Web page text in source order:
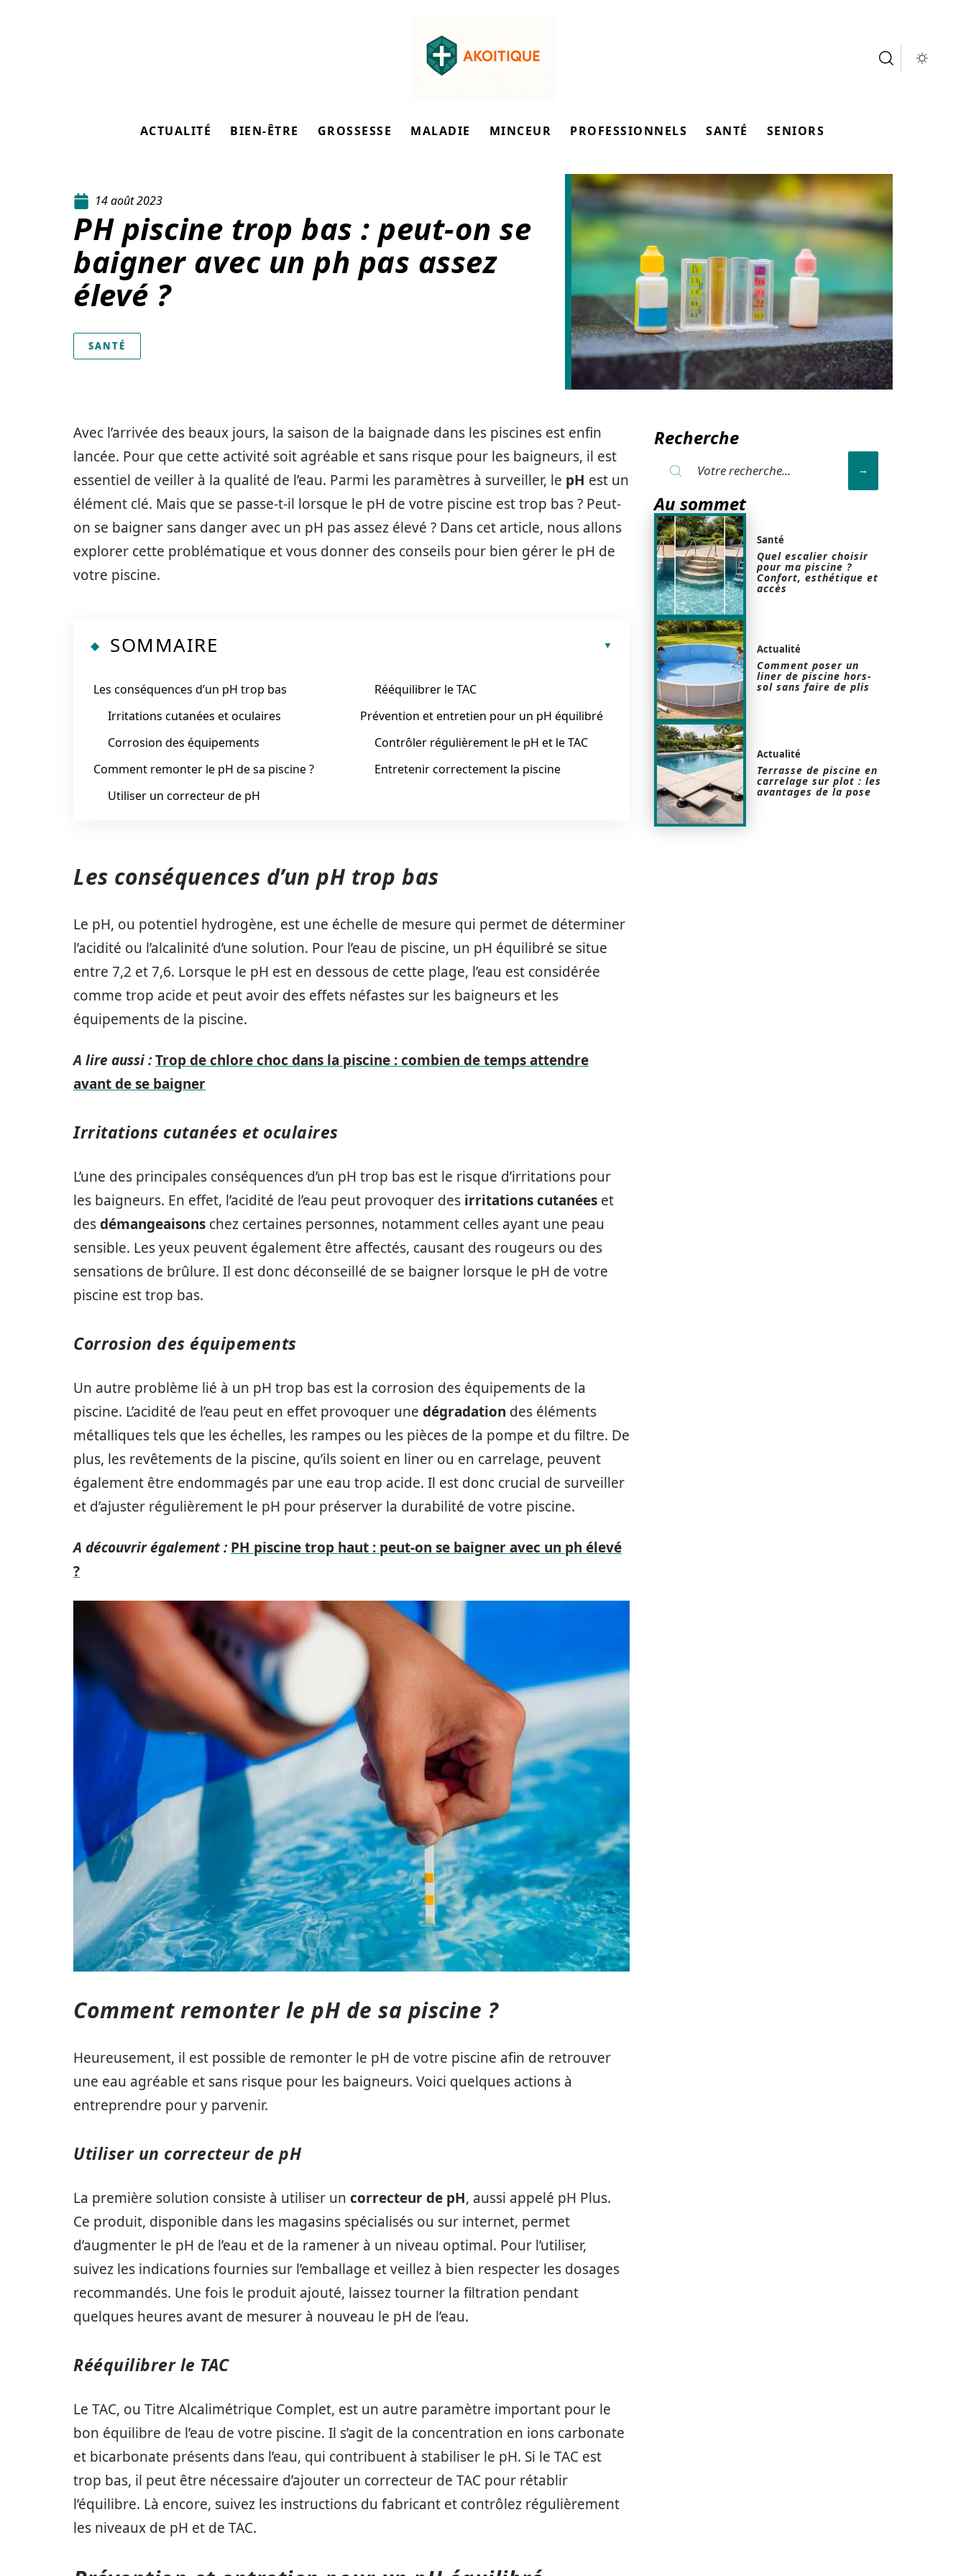
ACTUALITÉ BIEN-ÊTRE GROSSESSE MALADIE MINCEUR PROFESSIONNELS SANTÉ SENIORS
14 août 2023
PH piscine trop bas : peut-on se
baigner avec un ph pas assez
élevé ?
SANTÉ
Avec l’arrivée des beaux jours, la saison de la baignade dans les piscines est enfin
lancée. Pour que cette activité soit agréable et sans risque pour les baigneurs, il est
essentiel de veiller à la qualité de l’eau. Parmi les paramètres à surveiller, le pH est un
élément clé. Mais que se passe-t-il lorsque le pH de votre piscine est trop bas ? Peut-
on se baigner sans danger avec un pH pas assez élevé ? Dans cet article, nous allons
explorer cette problématique et vous donner des conseils pour bien gérer le pH de
votre piscine.
SOMMAIRE
Les conséquences d’un pH trop bas
Irritations cutanées et oculaires
Corrosion des équipements
Comment remonter le pH de sa piscine ?
Utiliser un correcteur de pH
Rééquilibrer le TAC
Prévention et entretien pour un pH équilibré
Contrôler régulièrement le pH et le TAC
Entretenir correctement la piscine
Les conséquences d’un pH trop bas
Le pH, ou potentiel hydrogène, est une échelle de mesure qui permet de déterminer
l’acidité ou l’alcalinité d’une solution. Pour l’eau de piscine, un pH équilibré se situe
entre 7,2 et 7,6. Lorsque le pH est en dessous de cette plage, l’eau est considérée
comme trop acide et peut avoir des effets néfastes sur les baigneurs et les
équipements de la piscine.
A lire aussi :Trop de chlore choc dans la piscine : combien de temps attendre
avant de se baigner
Irritations cutanées et oculaires
L’une des principales conséquences d’un pH trop bas est le risque d’irritations pour
les baigneurs. En effet, l’acidité de l’eau peut provoquer des irritations cutanées et
desdémangeaisons chez certaines personnes, notamment celles ayant une peau
sensible. Les yeux peuvent également être affectés, causant des rougeurs ou des
sensations de brûlure. Il est donc déconseillé de se baigner lorsque le pH de votre
piscine est trop bas.
Corrosion des équipements
Un autre problème lié à un pH trop bas est la corrosion des équipements de la
piscine. L’acidité de l’eau peut en effet provoquer une dégradation des éléments
métalliques tels que les échelles, les rampes ou les pièces de la pompe et du filtre. De
plus, les revêtements de la piscine, qu’ils soient en liner ou en carrelage, peuvent
également être endommagés par une eau trop acide. Il est donc crucial de surveiller
et d’ajuster régulièrement le pH pour préserver la durabilité de votre piscine.
A découvrir également : PH piscine trop haut : peut-on se baigner avec un ph élevé
?
Comment remonter le pH de sa piscine ?
Heureusement, il est possible de remonter le pH de votre piscine afin de retrouver
une eau agréable et sans risque pour les baigneurs. Voici quelques actions à
entreprendre pour y parvenir.
Utiliser un correcteur de pH
La première solution consiste à utiliser un correcteur de pH, aussi appelé pH Plus.
Ce produit, disponible dans les magasins spécialisés ou sur internet, permet
d’augmenter le pH de l’eau et de la ramener à un niveau optimal. Pour l’utiliser,
suivez les indications fournies sur l’emballage et veillez à bien respecter les dosages
recommandés. Une fois le produit ajouté, laissez tourner la filtration pendant
quelques heures avant de mesurer à nouveau le pH de l’eau.
Rééquilibrer le TAC
Le TAC, ou Titre Alcalimétrique Complet, est un autre paramètre important pour le
bon équilibre de l’eau de votre piscine. Il s’agit de la concentration en ions carbonate
et bicarbonate présents dans l’eau, qui contribuent à stabiliser le pH. Si le TAC est
trop bas, il peut être nécessaire d’ajouter un correcteur de TAC pour rétablir
l’équilibre. Là encore, suivez les instructions du fabricant et contrôlez régulièrement
les niveaux de pH et de TAC.
Recherche
Au sommet
Santé
Quel escalier choisir
pour ma piscine ?
Confort, esthétique et
accès
Actualité
Comment poser un
liner de piscine hors-
sol sans faire de plis
Actualité
Terrasse de piscine en
carrelage sur plot : les
avantages de la pose